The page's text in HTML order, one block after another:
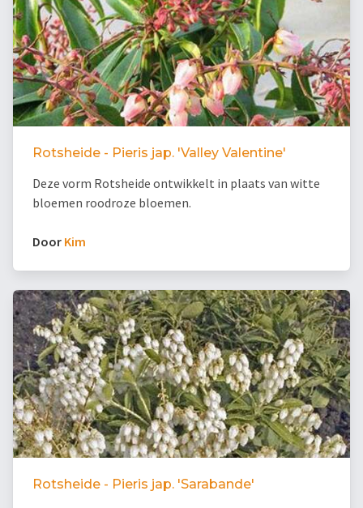
Rotsheide - Pieris jap. 'Valley Valentine'
Deze vorm Rotsheide ontwikkelt in plaats van witte
bloemen roodroze bloemen.
Door Kim
Rotsheide - Pieris jap. 'Sarabande'